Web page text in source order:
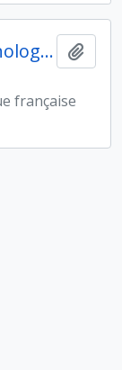
Mission archéologique et ethnologique française au Mexique
française